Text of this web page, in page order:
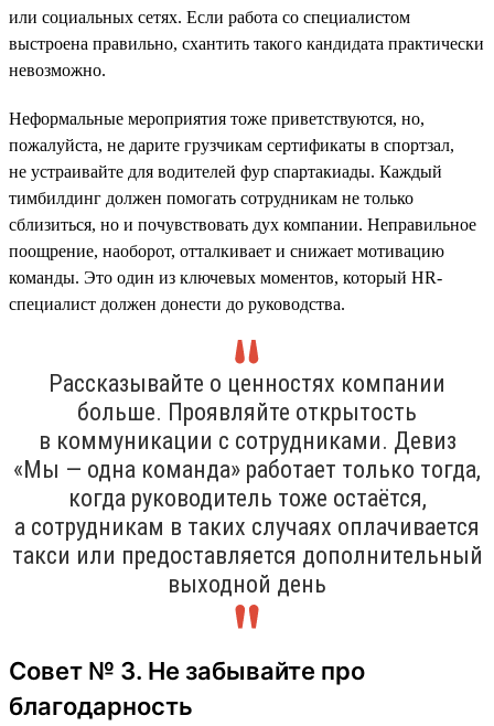
или социальных сетях. Если работа со специалистом
выстроена правильно, схантить такого кандидата практически
невозможно.
Неформальные мероприятия тоже приветствуются, но,
пожалуйста, не дарите грузчикам сертификаты в спортзал,
не устраивайте для водителей фур спартакиады. Каждый
тимбилдинг должен помогать сотрудникам не только
сблизиться, но и почувствовать дух компании. Неправильное
поощрение, наоборот, отталкивает и снижает мотивацию
команды. Это один из ключевых моментов, который HR-
специалист должен донести до руководства.
Рассказывайте о ценностях компании
больше. Проявляйте открытость
в коммуникации с сотрудниками. Девиз
«Мы — одна команда» работает только тогда,
когда руководитель тоже остаётся,
а сотрудникам в таких случаях оплачивается
такси или предоставляется дополнительный
выходной день
Совет № 3. Не забывайте про
благодарность